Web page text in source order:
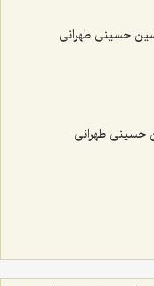
حسینی طهرانی
حسینی طهرانی